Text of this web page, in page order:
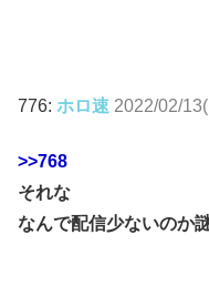
776: ホロ速 2022/02/
>>768
それな
なんで配信少ないのか謎